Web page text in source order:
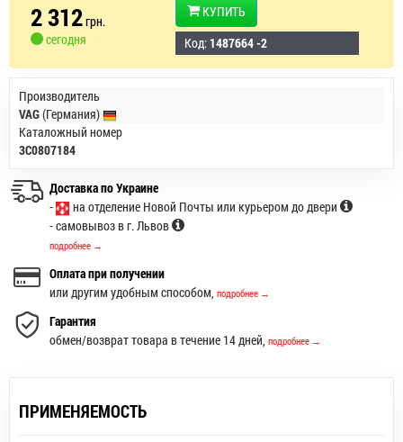
2 312грн.
сегодня
КУПИТЬ
Код: 1487664 -2
Производитель
VAG(Германия)
Каталожный номер
3C0807184
Доставка по Украине
-
на отделение Новой Почты или курьером до двери
- самовывоз в г. Львов
подробнее →
Оплата при получении
или другим удобным способом, подробнее →
Гарантия
обмен/возврат товара в течение 14 дней, подробнее →
ПРИМЕНЯЕМОСТЬ